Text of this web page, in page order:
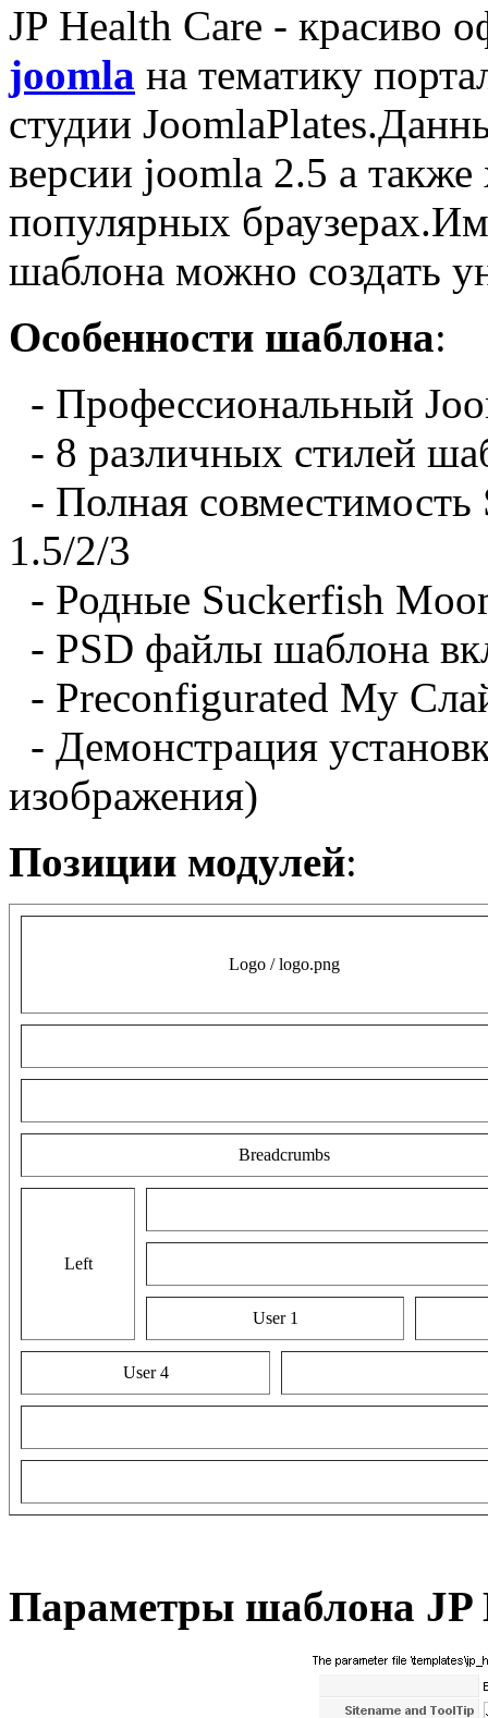
JP Health Care - красиво
joomla на тематику
студии
версии joomla 2.5 а
популярных
шаблона можно создать
Особенности шаблона:
- Профессиональный
- 8 различных стилей
- Полная совместимость
1.5/2/3
- Родные Suckerfish
- PSD файлы шаблона
- Preconfigurated Му
- Демонстрация
изображения)
Позиции модулей:
Logo / logo.png
Breadcrumbs
Left
User 1
User 4
Параметры шаблона JP